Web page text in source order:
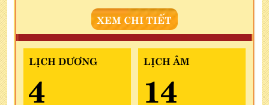
XEM CHI TIẾT
LỊCH DƯƠNG
4
LỊCH ÂM
14